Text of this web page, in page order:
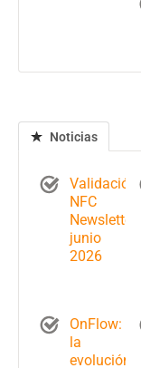
Noticias
Validación
NFC
Newsletter
junio
2026
OnFlow:
la
evolución